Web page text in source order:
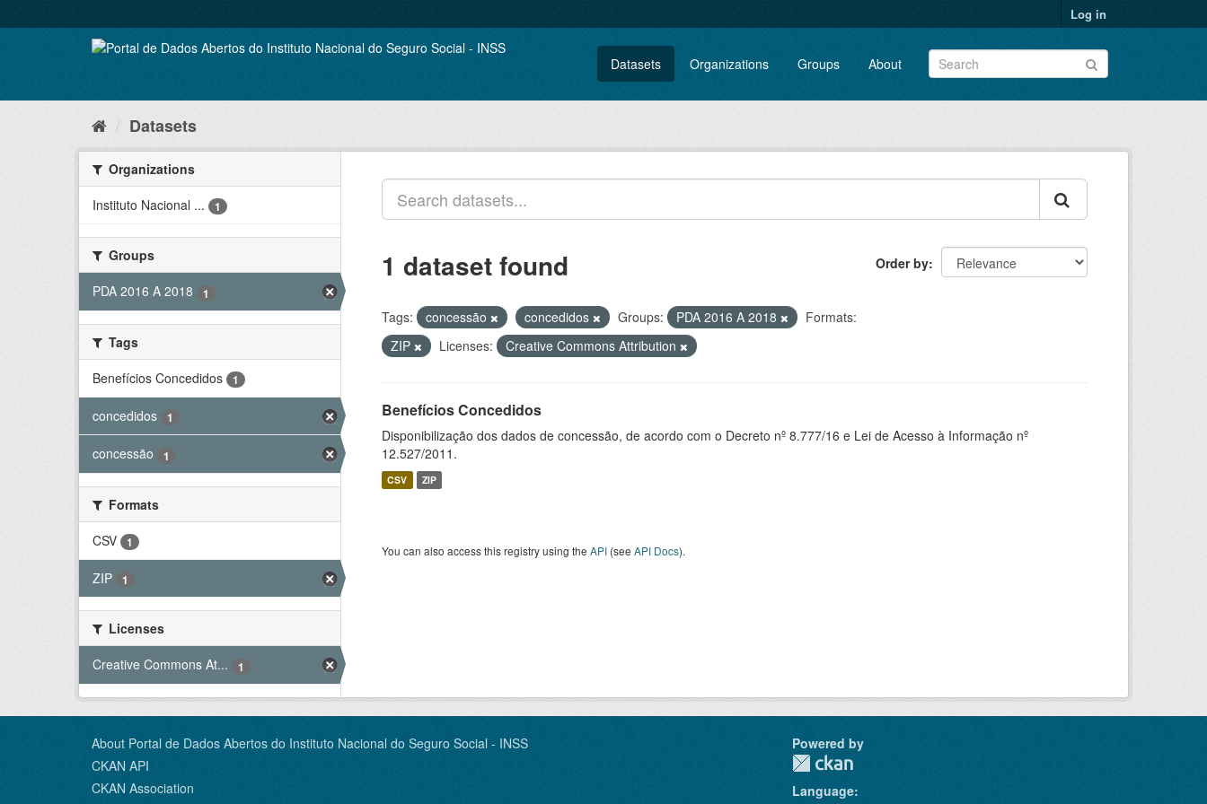
to
Log in
Datasets Organizations Groups About
Datasets
Organizations
Instituto Nacional ...
1
Groups
PDA 2016 A 2018
1
Tags
Benefícios Concedidos
1
concedidos 1
concessão 1
Formats
CSV
1
ZIP 1
Licenses
Creative Commons At...
1
Order by
1 dataset found
Tags: concessão concedidos Groups: PDA 2016 A 2018
Formats:
ZIP
Licenses: Creative Commons Attribution
Benefícios Concedidos
Disponibilização dos dados de concessão, de acordo com o Decreto nº 8.777/16 e Lei de Acesso à Informação nº
12.527/2011.
CSV ZIP
You can also access this registry using the API (see API Docs).
About Portal de Dados Abertos do Instituto Nacional do Seguro Social - INSS
CKAN API
CKAN Association
Powered by
Language